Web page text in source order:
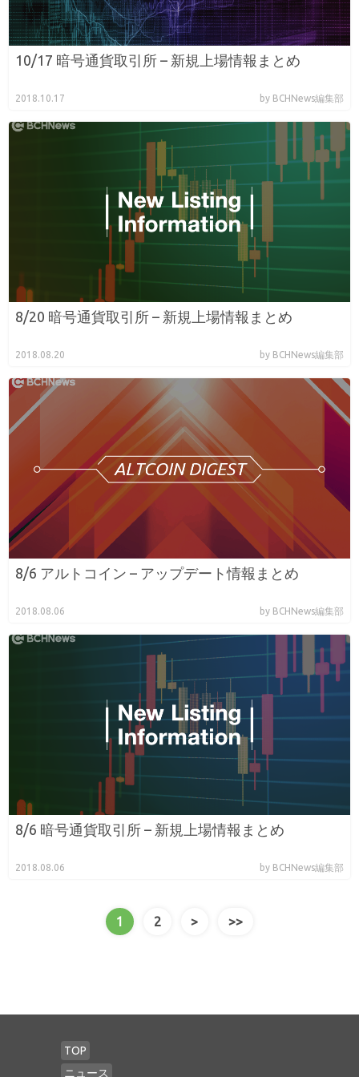
10/17 暗号通貨取引所 – 新規上場情報まとめ
2018.10.17 by BCHNews編集部
8/20 暗号通貨取引所 – 新規上場情報まとめ
2018.08.20 by BCHNews編集部
8/6 アルトコイン – アップデート情報まとめ
2018.08.06 by BCHNews編集部
8/6 暗号通貨取引所 – 新規上場情報まとめ
2018.08.06 by BCHNews編集部
1 2 > >>
TOP
ニュース